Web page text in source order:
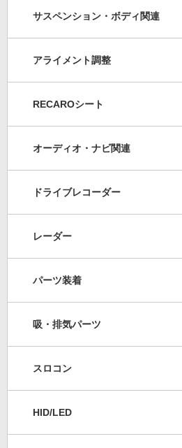
サスペンション・ボディ関連
アライメント調整
RECAROシート
オーディオ・ナビ関連
ドライブレコーダー
レーダー
パーツ装着
吸・排気パーツ
スロコン
HID/LED